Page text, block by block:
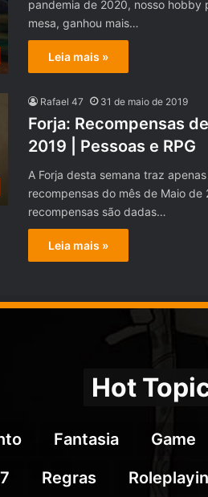
pandemia de 2020, nosso hobby
mesa, ganhou mais…
Leia mais »
Rafael 47 31 de maio de 2019
Forja: Recompensas
2019 | Pessoas e RPG
A Forja desta semana traz
recompensas do mês de Maio de
recompensas são dadas…
Leia mais »
Hot
Fantasia Game
Regras